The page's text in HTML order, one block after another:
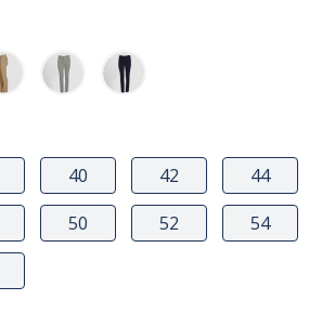
40 42
44
50 52
54